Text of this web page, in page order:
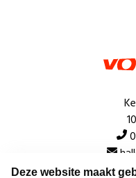
Deze website maakt